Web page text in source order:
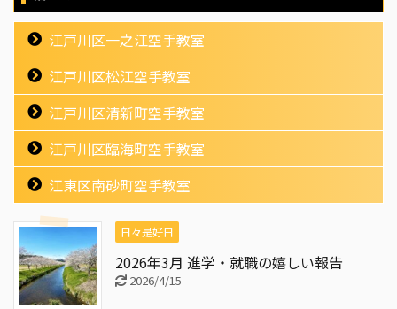
江戸川区一之江空手教室
江戸川区松江空手教室
江戸川区清新町空手教室
江戸川区臨海町空手教室
江東区南砂町空手教室
日々是好日
2026年3月 進学・就職の嬉しい報告
2026/4/15